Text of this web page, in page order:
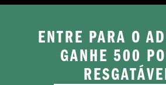
ENTRE PARA O
GANHE 500